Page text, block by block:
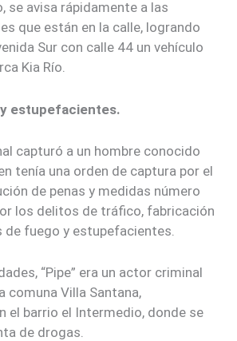
se avisa rápidamente a las
que están en la calle, logrando
Sur con calle 44 un vehículo
Kia Río.
estupefacientes.
capturó a un hombre conocido
tenía una orden de captura por el
de penas y medidas número
los delitos de tráfico, fabricación
de fuego y estupefacientes.
“Pipe” era un actor criminal
comuna Villa Santana,
el barrio el Intermedio, donde se
de drogas.